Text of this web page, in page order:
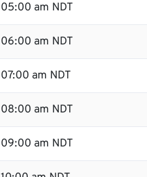
05:00 am NDT
06:00 am NDT
07:00 am NDT
08:00 am NDT
09:00 am NDT